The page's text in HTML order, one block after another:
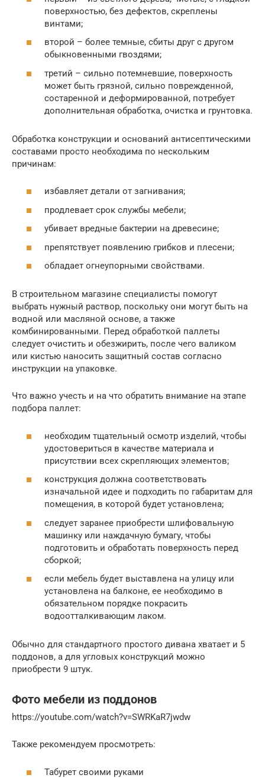
поверхностью, без дефектов, скреплены
винтами;
второй – более темные, сбиты друг с другом
обыкновенными гвоздями;
третий – сильно потемневшие, поверхность
может быть грязной, сильно поврежденной,
состаренной и деформированной, потребует
дополнительная обработка, очистка и грунтовка.
Обработка конструкции и оснований антисептическими
составами просто необходима по нескольким
причинам:
избавляет детали от загнивания;
продлевает срок службы мебели;
убивает вредные бактерии на древесине;
препятствует появлению грибков и плесени;
обладает огнеупорными свойствами.
В строительном магазине специалисты помогут
выбрать нужный раствор, поскольку они могут быть на
водной или масляной основе, а также
комбинированными. Перед обработкой паллеты
следует очистить и обезжирить, после чего валиком
или кистью наносить защитный состав согласно
инструкции на упаковке.
Что важно учесть и на что обратить внимание на этапе
подбора паллет:
необходим тщательный осмотр изделий, чтобы
удостовериться в качестве материала и
присутствии всех скрепляющих элементов;
конструкция должна соответствовать
изначальной идее и подходить по габаритам для
помещения, в которой будет установлена;
следует заранее приобрести шлифовальную
машинку или наждачную бумагу, чтобы
подготовить и обработать поверхность перед
сборкой;
если мебель будет выставлена на улицу или
установлена на балконе, ее необходимо в
обязательном порядке покрасить
водоотталкивающим лаком.
Обычно для стандартного простого дивана хватает и 5
поддонов, а для угловых конструкций можно
приобрести 9 штук.
Фото мебели из поддонов
https://youtube.com/watch?v=SWRKaR7jwdw
Также рекомендуем просмотреть:
Табурет своими руками